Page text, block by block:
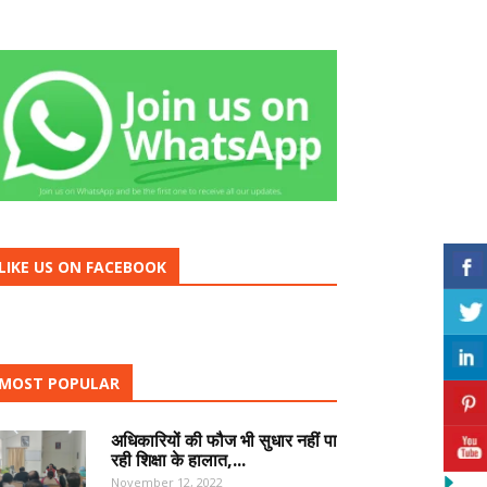
US ON FACEBOOK
POPULAR
अधिकारियों की फौज भी सुधार नहीं पा
रही शिक्षा के हालात,...
November 12, 2022